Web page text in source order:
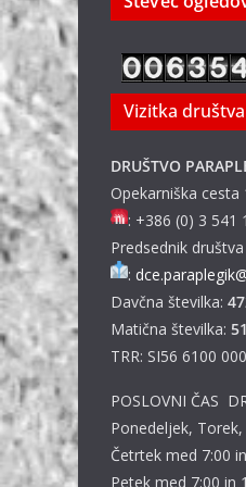
Vizitka društva
DRUŠTVO
Opekarniška cesta
: +386 (0) 3 541
Predsednik društva
:
Davčna številka:
Matična številka:
TRR: SI56 6100
POSLOVNI ČAS
Ponedeljek,
Četrtek med 7:00
Petek med 7:00 in